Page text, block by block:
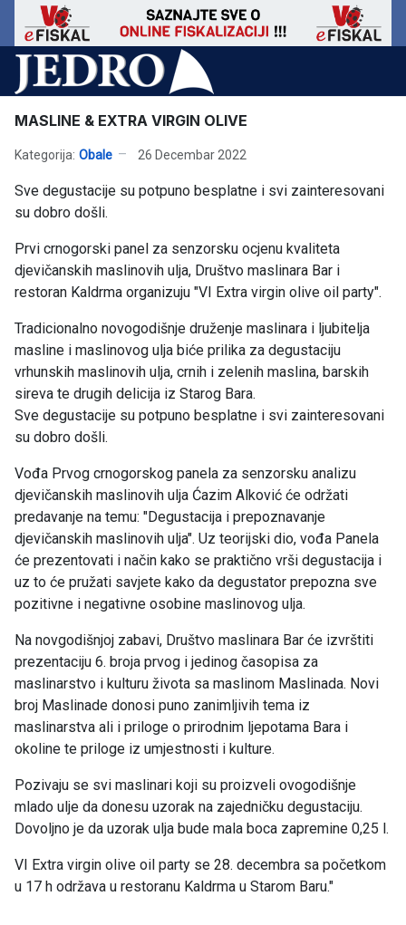
MASLINE & EXTRA VIRGIN OLIVE
Kategorija: Obale 26 Decembar 2022
Sve degustacije su potpuno besplatne i svi zainteresovani
su dobro došli.
Prvi crnogorski panel za senzorsku ocjenu kvaliteta
djevičanskih maslinovih ulja, Društvo maslinara Bar i
restoran Kaldrma organizuju "VI Extra virgin olive oil party".
Tradicionalno novogodišnje druženje maslinara i ljubitelja
masline i maslinovog ulja biće prilika za degustaciju
vrhunskih maslinovih ulja, crnih i zelenih maslina, barskih
sireva te drugih delicija iz Starog Bara.
Sve degustacije su potpuno besplatne i svi zainteresovani
su dobro došli.
Vođa Prvog crnogorskog panela za senzorsku analizu
djevičanskih maslinovih ulja Ćazim Alković će održati
predavanje na temu: "Degustacija i prepoznavanje
djevičanskih maslinovih ulja". Uz teorijski dio, vođa Panela
će prezentovati i način kako se praktično vrši degustacija i
uz to će pružati savjete kako da degustator prepozna sve
pozitivne i negativne osobine maslinovog ulja.
Na novgodišnjoj zabavi, Društvo maslinara Bar će izvrštiti
prezentaciju 6. broja prvog i jedinog časopisa za
maslinarstvo i kulturu života sa maslinom Maslinada. Novi
broj Maslinade donosi puno zanimljivih tema iz
maslinarstva ali i priloge o prirodnim ljepotama Bara i
okoline te priloge iz umjestnosti i kulture.
Pozivaju se svi maslinari koji su proizveli ovogodišnje
mlado ulje da donesu uzorak na zajedničku degustaciju.
Dovoljno je da uzorak ulja bude mala boca zapremine 0,25 l.
VI Extra virgin olive oil party se 28. decembra sa početkom
u 17 h održava u restoranu Kaldrma u Starom Baru."